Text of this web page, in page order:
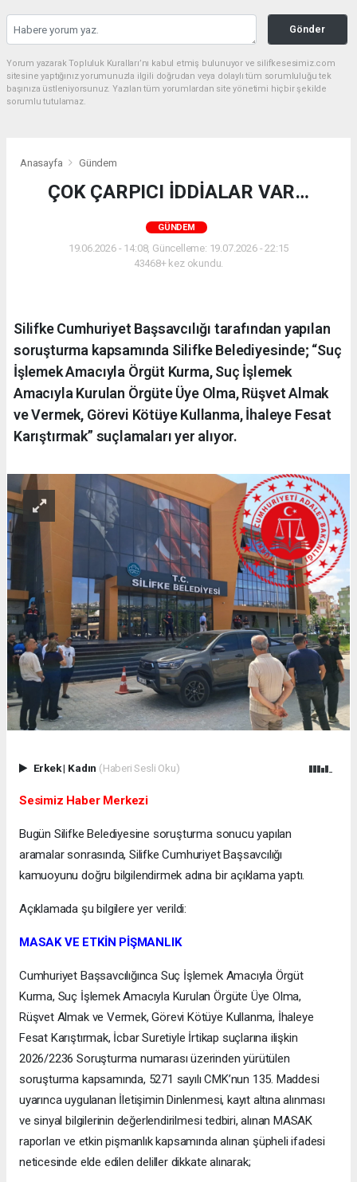
Gönder
Yorum yazarak Topluluk Kuralları’nı kabul etmiş bulunuyor ve silifkesesimiz.com
sitesine yaptığınız yorumunuzla ilgili doğrudan veya dolaylı tüm sorumluluğu tek
başınıza üstleniyorsunuz. Yazılan tüm yorumlardan site yönetimi hiçbir şekilde
sorumlu tutulamaz.
Anasayfa Gündem
ÇOK ÇARPICI İDDİALAR VAR…
GÜNDEM
19.06.2026 - 14:08, Güncelleme: 19.07.2026 - 22:15
43468+ kez okundu.
Silifke Cumhuriyet Başsavcılığı tarafından yapılan
soruşturma kapsamında Silifke Belediyesinde; “Suç
İşlemek Amacıyla Örgüt Kurma, Suç İşlemek
Amacıyla Kurulan Örgüte Üye Olma, Rüşvet Almak
ve Vermek, Görevi Kötüye Kullanma, İhaleye Fesat
Karıştırmak” suçlamaları yer alıyor.
Erkek| Kadın (Haberi Sesli Oku)
Sesimiz Haber Merkezi
Bugün Silifke Belediyesine soruşturma sonucu yapılan
aramalar sonrasında, Silifke Cumhuriyet Başsavcılığı
kamuoyunu doğru bilgilendirmek adına bir açıklama yaptı.
Açıklamada şu bilgilere yer verildi:
MASAK VE ETKİN PİŞMANLIK
Cumhuriyet Başsavcılığınca Suç İşlemek Amacıyla Örgüt
Kurma, Suç İşlemek Amacıyla Kurulan Örgüte Üye Olma,
Rüşvet Almak ve Vermek, Görevi Kötüye Kullanma, İhaleye
Fesat Karıştırmak, İcbar Suretiyle İrtikap suçlarına ilişkin
2026/2236 Soruşturma numarası üzerinden yürütülen
soruşturma kapsamında, 5271 sayılı CMK’nun 135. Maddesi
uyarınca uygulanan İletişimin Dinlenmesi, kayıt altına alınması
ve sinyal bilgilerinin değerlendirilmesi tedbiri, alınan MASAK
raporları ve etkin pişmanlık kapsamında alınan şüpheli ifadesi
neticesinde elde edilen deliller dikkate alınarak;